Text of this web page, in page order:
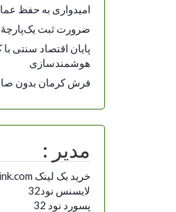
امیدواری به حفظ
ضرورت ثبت
پایان اقتصاد سنتی
هوشمندسازی
فرش کرمان بدون
مدیر :
خرید بک لینک behtarinbacklink.com
لایسنس نود32
پسورد نود 32